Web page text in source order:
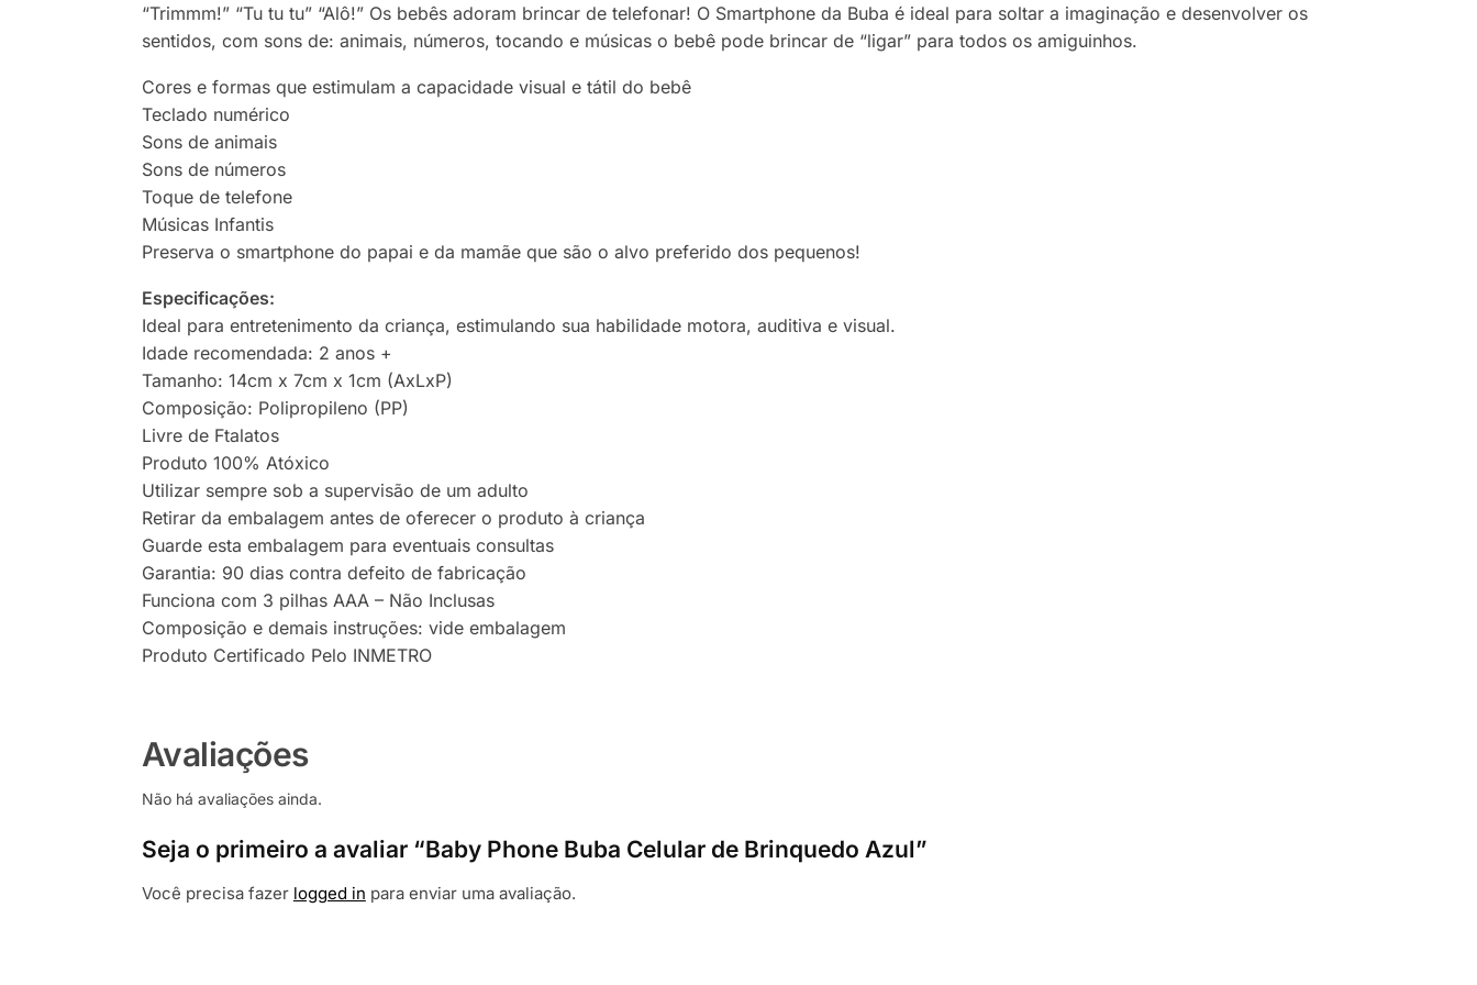
“Trimmm!” “Tu tu tu” “Alô!” Os bebês adoram brincar de telefonar! O Smartphone da Buba é ideal para soltar a imaginação e desenvolver os
sentidos, com sons de: animais, números, tocando e músicas o bebê pode brincar de “ligar” para todos os amiguinhos.
Cores e formas que estimulam a capacidade visual e tátil do bebê
Teclado numérico
Sons de animais
Sons de números
Toque de telefone
Músicas Infantis
Preserva o smartphone do papai e da mamãe que são o alvo preferido dos pequenos!
Especificações:
Ideal para entretenimento da criança, estimulando sua habilidade motora, auditiva e visual.
Idade recomendada: 2 anos +
Tamanho: 14cm x 7cm x 1cm (AxLxP)
Composição: Polipropileno (PP)
Livre de Ftalatos
Produto 100% Atóxico
Utilizar sempre sob a supervisão de um adulto
Retirar da embalagem antes de oferecer o produto à criança
Guarde esta embalagem para eventuais consultas
Garantia: 90 dias contra defeito de fabricação
Funciona com 3 pilhas AAA – Não Inclusas
Composição e demais instruções: vide embalagem
Produto Certificado Pelo INMETRO
Avaliações
Não há avaliações ainda.
Seja o primeiro a avaliar “Baby Phone Buba Celular de Brinquedo Azul”
Você precisa fazer logged in para enviar uma avaliação.